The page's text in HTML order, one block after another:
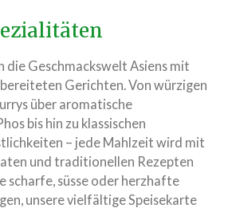
die Geschmackswelt Asiens mit
Gerichten. Von würzigen
über aromatische
bis hin zu klassischen
– jede Mahlzeit wird mit
und traditionellen Rezepten
scharfe, süsse oder herzhafte
unsere vielfältige Speisekarte